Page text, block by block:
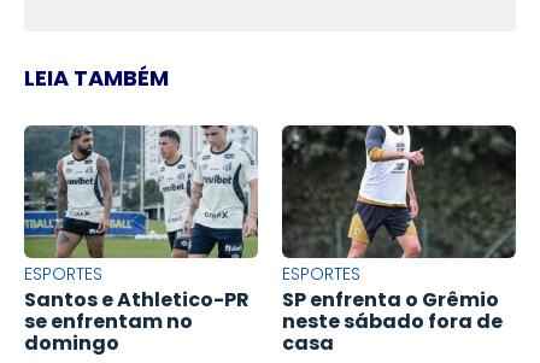
LEIA TAMBÉM
ESPORTES
Santos e Athletico-PR
se enfrentam no
domingo
ESPORTES
SP enfrenta o Grêmio
neste sábado fora de
casa